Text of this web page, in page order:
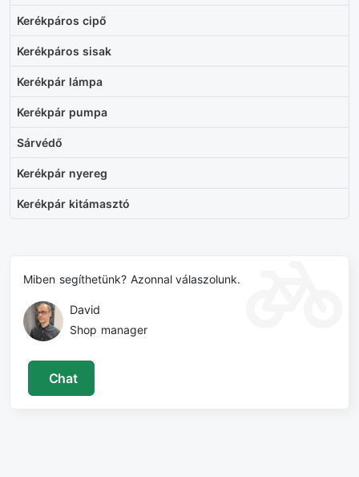
Kerékpáros cipő
Kerékpáros sisak
Kerékpár lámpa
Kerékpár pumpa
Sárvédő
Kerékpár nyereg
Kerékpár kitámasztó
Miben segíthetünk? Azonnal válaszolunk.
David
Shop manager
Chat